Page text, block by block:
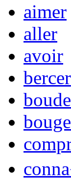
aimer
aller
avoir
bercer